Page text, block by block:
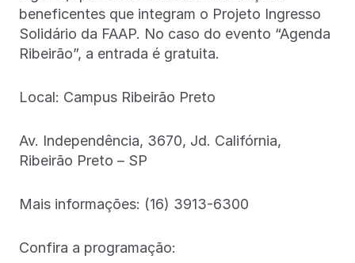
beneficentes que integram o Projeto Ingresso
Solidário da FAAP. No caso do evento “Agenda
Ribeirão”, a entrada é gratuita.
Local: Campus Ribeirão Preto
Av. Independência, 3670, Jd. Califórnia,
Ribeirão Preto – SP
Mais informações: (16) 3913-6300
Confira a programação: